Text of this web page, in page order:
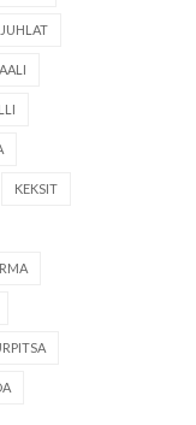
JUHLAT
KEKSIT